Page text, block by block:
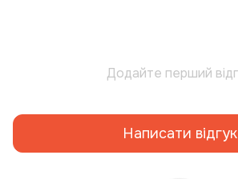
Додайте перший
Написати відгук